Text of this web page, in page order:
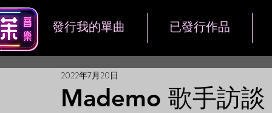
發行我的單曲 已發行作品
Mademo 歌手訪
2022年7月20日